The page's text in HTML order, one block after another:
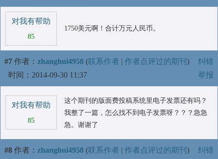
对我有帮助
85
1750美元啊！合计万元人民币。
#7 作者： zhanghui4958 (联系作者 | 作者点评过的期刊 )
时间：2014-09-30 11:37
纠错
举报
对我有帮助
85
这个期刊的版面费投稿系统里电子发票还有吗？
我整了一篇，怎么找不到电子发票呀？？？急急
急。谢谢了
#8 作者： zhanghui4958 (联系作者 | 作者点评过的期刊 )
纠错